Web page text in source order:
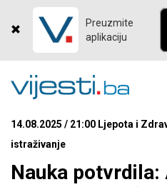
Preuzmite
aplikaciju
14.08.2025 / 21:00 Ljepota i
istraživanje
Nauka